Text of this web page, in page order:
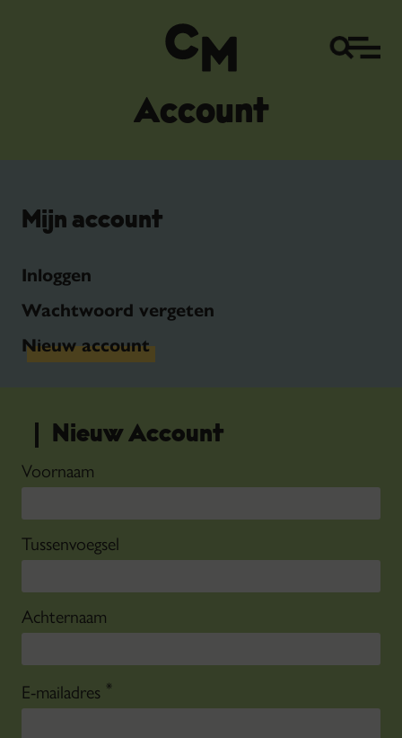
Account
Mijn account
Inloggen
Wachtwoord vergeten
Nieuw account
Nieuw Account
Voornaam
Tussenvoegsel
Achternaam
E-mailadres *